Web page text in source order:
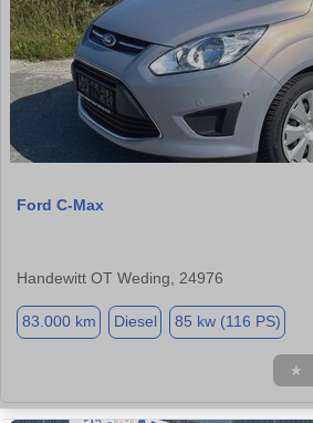
Ford C-Max
Handewitt OT Weding, 24976
83.000 km Diesel 85 kw (116 PS)
★